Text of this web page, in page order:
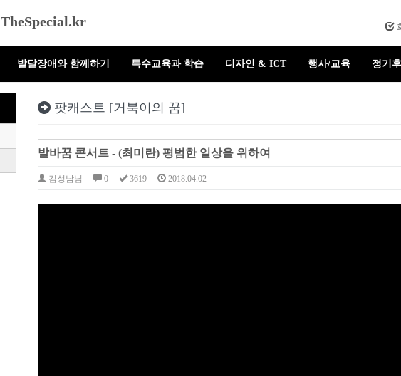
TheSpecial.kr
발달장애와 함께하기 특수교육과 학습 디자인 & ICT 행사/교육 정기
팟캐스트 [거북이의 꿈]
발바꿈 콘서트 - (최미란) 평범한 일상을 위하여
김성남님 0 3619 2018.04.02